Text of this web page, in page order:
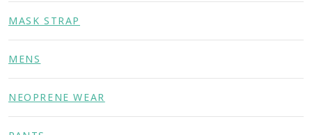
MASK STRAP
MENS
NEOPRENE WEAR